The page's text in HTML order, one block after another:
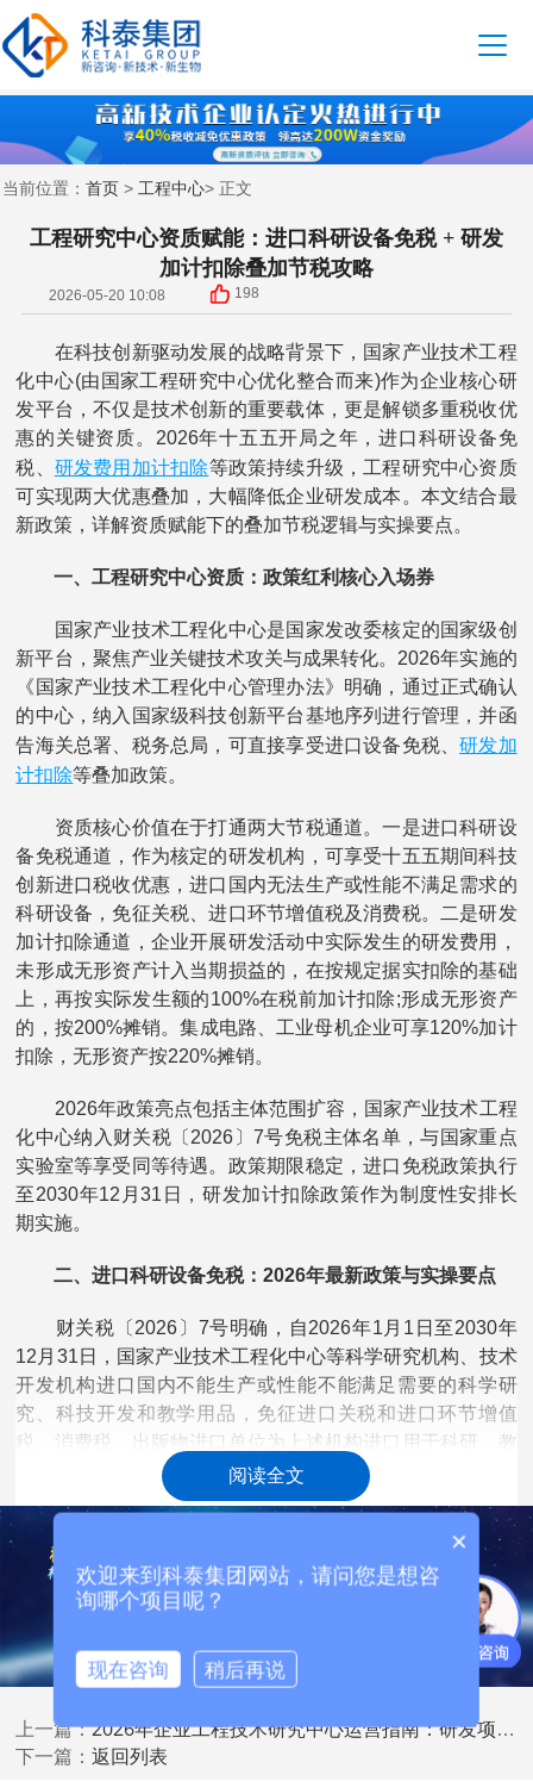
当前位置： 首页 > 工程中心> 正文
工程研究中心资质赋能：进口科研设备免税 + 研发
加计扣除叠加节税攻略
2026-05-20 10:08 198
在科技创新驱动发展的战略背景下，国家产业技术工程
化中心(由国家工程研究中心优化整合而来)作为企业核心研
发平台，不仅是技术创新的重要载体，更是解锁多重税收优
惠的关键资质。2026年十五五开局之年，进口科研设备免
税、 研发费用加计扣除等政策持续升级，工程研究中心资质
可实现两大优惠叠加，大幅降低企业研发成本。本文结合最
新政策，详解资质赋能下的叠加节税逻辑与实操要点。
一、工程研究中心资质：政策红利核心入场券
国家产业技术工程化中心是国家发改委核定的国家级创
新平台，聚焦产业关键技术攻关与成果转化。2026年实施的
《国家产业技术工程化中心管理办法》明确，通过正式确认
的中心，纳入国家级科技创新平台基地序列进行管理，并函
告海关总署、税务总局，可直接享受进口设备免税、研发加
计扣除等叠加政策。
资质核心价值在于打通两大节税通道。一是进口科研设
备免税通道，作为核定的研发机构，可享受十五五期间科技
创新进口税收优惠，进口国内无法生产或性能不满足需求的
科研设备，免征关税、进口环节增值税及消费税。二是研发
加计扣除通道，企业开展研发活动中实际发生的研发费用，
未形成无形资产计入当期损益的，在按规定据实扣除的基础
上，再按实际发生额的100%在税前加计扣除;形成无形资产
的，按200%摊销。集成电路、工业母机企业可享120%加计
扣除，无形资产按220%摊销。
2026年政策亮点包括主体范围扩容，国家产业技术工程
化中心纳入财关税〔2026〕7号免税主体名单，与国家重点
实验室等享受同等待遇。政策期限稳定，进口免税政策执行
至2030年12月31日，研发加计扣除政策作为制度性安排长
期实施。
二、进口科研设备免税：2026年最新政策与实操要点
财关税〔2026〕7号明确，自2026年1月1日至2030年
12月31日，国家产业技术工程化中心等科学研究机构、技术
开发机构进口国内不能生产或性能不能满足需要的科学研
究、科技开发和教学用品，免征进口关税和进口环节增值
税、消费税。出版物进口单位为上述机构进口用于科研、教
学的图书、资料，免征进口环节增值税。
享受条件包括主体必须是国家发改委正式确认的国家产
业技术工程化中心，具备独立法人资格或依托单位法人资
格，研发活动独立核算。设备范围仅限科研专用设备，包括
分析测量仪器、实验环境设备、专用科研软件等。核心限制
是设备必须为国内无法生产或性能不满足需求的产品，需提
供相关证明材料。
办理流程分为三步。一是资质确认，国家发展改革委按
程序对中心进行复核，正式确认后函告海关总署、税务总
阅读全文
上一篇：2026年企业工程技术研究中心运营指南：研发项目管理、成果转化、知识产权管理
下一篇：返回列表
×
欢迎来到科泰集团网站，请问您是想咨
询哪个项目呢？
现在咨询 稍后再说